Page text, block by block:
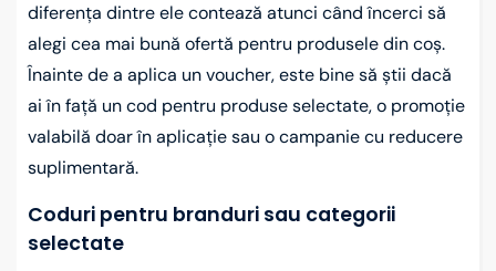
diferența dintre ele contează atunci când încerci să
alegi cea mai bună ofertă pentru produsele din coș.
Înainte de a aplica un voucher, este bine să știi dacă
ai în față un cod pentru produse selectate, o promoție
valabilă doar în aplicație sau o campanie cu reducere
suplimentară.
Coduri pentru branduri sau categorii
selectate